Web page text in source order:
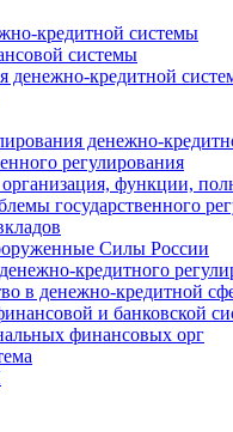
кредитной системы
системы
денежно-кредитной
денежно-
регулирования
функции,
государственного
Силы России
кредитного
в денежно-кредитной
и банковской
финансовых орг